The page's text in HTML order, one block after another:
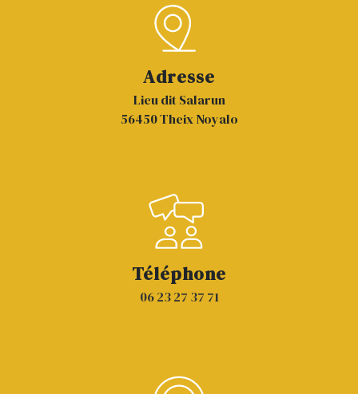
Adresse
Lieu dit Salarun
56450 Theix Noyalo
Téléphone
06 23 27 37 71